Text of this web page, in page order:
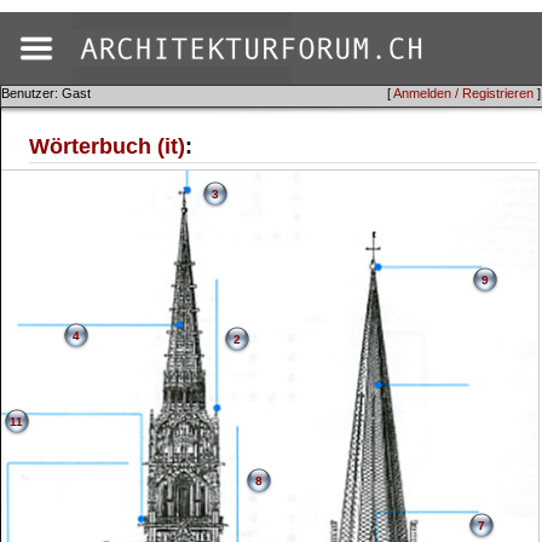
[Anmelden / Registrieren ]
Benutzer: Gast
Wörterbuch (it):
2
3
4
7
8
9
11